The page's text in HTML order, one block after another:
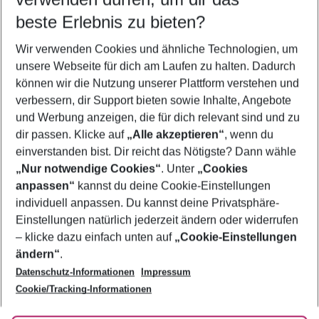
5-8 Nächte
2 Erwachsene Keine Kinder
Mehr Filter anzeigen
Footer
Footer navigation
Über uns
AGB
Bestpreisgarantie
Cookie-Einstellungen ändern
Cookie-Richtlinie
Agenturbetreuung
Barrierefreies Reisen
Folge uns
beste Erlebnis zu bieten?
Wir verwenden Cookies und ähnliche Technologien, um
unsere Webseite für dich am Laufen zu halten. Dadurch
können wir die Nutzung unserer Plattform verstehen und
verbessern, dir Support bieten sowie Inhalte, Angebote
und Werbung anzeigen, die für dich relevant sind und zu
dir passen. Klicke auf „Alle akzeptieren“, wenn du
einverstanden bist. Dir reicht das Nötigste? Dann wähle
„Nur notwendige Cookies“. Unter „Cookies
anpassen“ kannst du deine Cookie-Einstellungen
individuell anpassen. Du kannst deine Privatsphäre-
Einstellungen natürlich jederzeit ändern oder widerrufen
– klicke dazu einfach unten auf „Cookie-Einstellungen
ändern“.
Datenschutz-Informationen
Impressum
Cookie/Tracking-Informationen